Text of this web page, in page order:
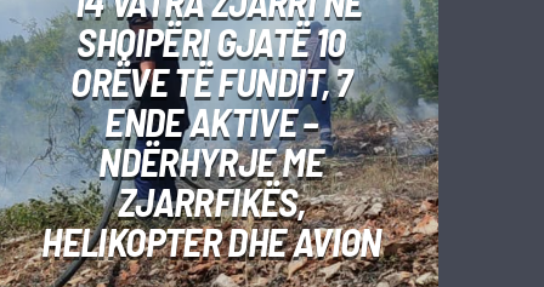
SHQIPËRI GJATË 10
ORËVE TË FUNDIT, 7
ENDE AKTIVE –
NDËRHYRJE ME
ZJARRFIKËS,
HELIKOPTER DHE AVION